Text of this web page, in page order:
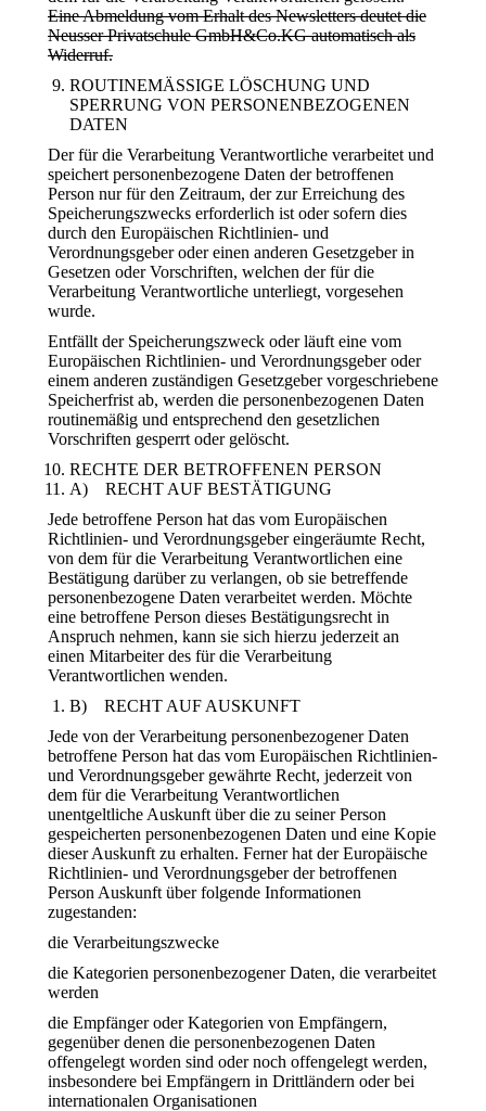
Eine Abmeldung vom Erhalt des Newsletters deutet die
Neusser Privatschule GmbH&Co.KG automatisch als
Widerruf.
ROUTINEMÄSSIGE LÖSCHUNG UND
SPERRUNG VON PERSONENBEZOGENEN
DATEN
Der für die Verarbeitung Verantwortliche verarbeitet und
speichert personenbezogene Daten der betroffenen
Person nur für den Zeitraum, der zur Erreichung des
Speicherungszwecks erforderlich ist oder sofern dies
durch den Europäischen Richtlinien- und
Verordnungsgeber oder einen anderen Gesetzgeber in
Gesetzen oder Vorschriften, welchen der für die
Verarbeitung Verantwortliche unterliegt, vorgesehen
wurde.
Entfällt der Speicherungszweck oder läuft eine vom
Europäischen Richtlinien- und Verordnungsgeber oder
einem anderen zuständigen Gesetzgeber vorgeschriebene
Speicherfrist ab, werden die personenbezogenen Daten
routinemäßig und entsprechend den gesetzlichen
Vorschriften gesperrt oder gelöscht.
RECHTE DER BETROFFENEN PERSON
A) RECHT AUF BESTÄTIGUNG
Jede betroffene Person hat das vom Europäischen
Richtlinien- und Verordnungsgeber eingeräumte Recht,
von dem für die Verarbeitung Verantwortlichen eine
Bestätigung darüber zu verlangen, ob sie betreffende
personenbezogene Daten verarbeitet werden. Möchte
eine betroffene Person dieses Bestätigungsrecht in
Anspruch nehmen, kann sie sich hierzu jederzeit an
einen Mitarbeiter des für die Verarbeitung
Verantwortlichen wenden.
B) RECHT AUF AUSKUNFT
Jede von der Verarbeitung personenbezogener Daten
betroffene Person hat das vom Europäischen Richtlinien-
und Verordnungsgeber gewährte Recht, jederzeit von
dem für die Verarbeitung Verantwortlichen
unentgeltliche Auskunft über die zu seiner Person
gespeicherten personenbezogenen Daten und eine Kopie
dieser Auskunft zu erhalten. Ferner hat der Europäische
Richtlinien- und Verordnungsgeber der betroffenen
Person Auskunft über folgende Informationen
zugestanden:
die Verarbeitungszwecke
die Kategorien personenbezogener Daten, die verarbeitet
werden
die Empfänger oder Kategorien von Empfängern,
gegenüber denen die personenbezogenen Daten
offengelegt worden sind oder noch offengelegt werden,
insbesondere bei Empfängern in Drittländern oder bei
internationalen Organisationen